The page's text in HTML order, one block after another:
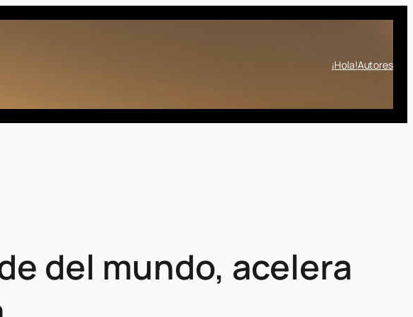
¡Hola!Autores
del mundo, acelera